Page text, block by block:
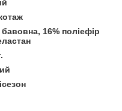
бавовна, 16% поліефір